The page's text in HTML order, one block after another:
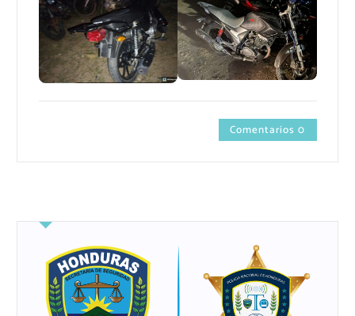
Comentarios 0